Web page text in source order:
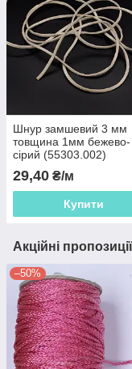
Шнур замшевий 3 мм
товщина 1мм бежево-
сірий (55303.002)
29,40 ₴/м
Купити
Акційні
–50%